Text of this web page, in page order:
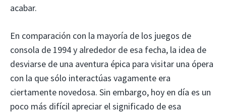
acabar.
En comparación con la mayoría de los juegos de
consola de 1994 y alrededor de esa fecha, la idea de
desviarse de una aventura épica para visitar una ópera
con la que sólo interactúas vagamente era
ciertamente novedosa. Sin embargo, hoy en día es un
poco más difícil apreciar el significado de esa